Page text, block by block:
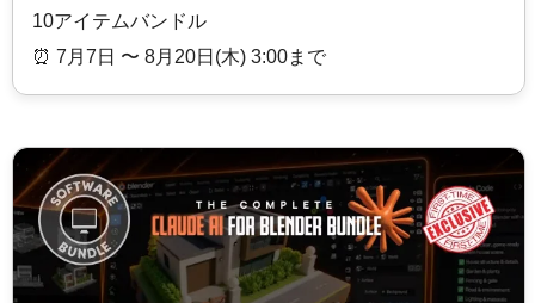
10アイテムバンドル
⏰️ 7月7日 〜 8月20日(木) 3:00まで